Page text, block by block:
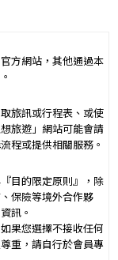
其他國家或地區旅
之約定定之；本契約
期、交通工具、住
附隨之服務說
或說明會之說明內容
方網站，其他通過本
旅訊或行程表、或使
旅遊」網站可能會請
程或提供相關服務。
目的限定原則』，除
保險等境外合作夥
訊。
果您選擇不接收任何
重，請自行於會員專